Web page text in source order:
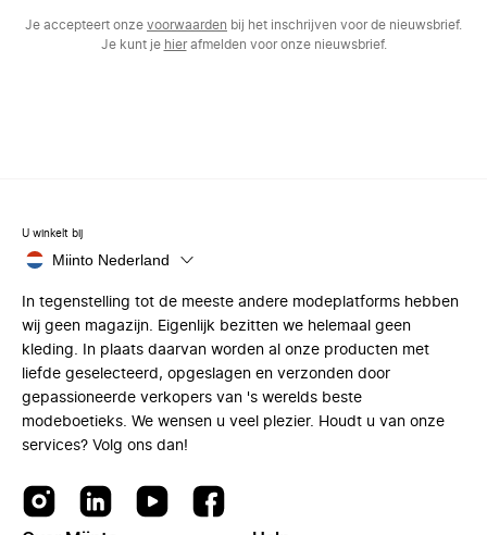
Je accepteert onze voorwaarden bij het inschrijven voor de nieuwsbrief.
Je kunt je hierafmelden voor onze nieuwsbrief.
U winkelt bij
Miinto Nederland
In tegenstelling tot de meeste andere modeplatforms hebben
wij geen magazijn. Eigenlijk bezitten we helemaal geen
kleding. In plaats daarvan worden al onze producten met
liefde geselecteerd, opgeslagen en verzonden door
gepassioneerde verkopers van 's werelds beste
modeboetieks. We wensen u veel plezier. Houdt u van onze
services? Volg ons dan!